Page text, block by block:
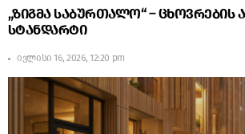
„ზიგმა საბურთალო“ – ცხოვრების
სტანდარტი
ივლისი 16, 2026, 12:20 pm